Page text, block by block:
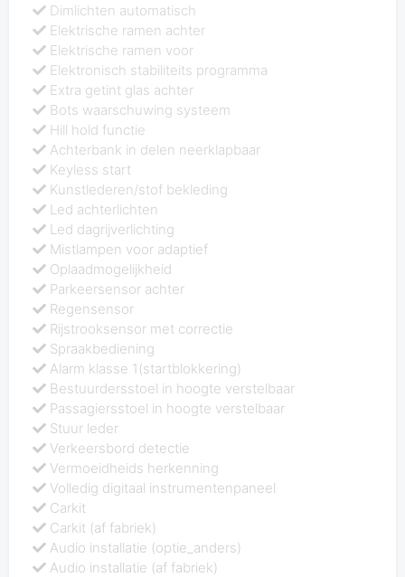
Dimlichten automatisch
Elektrische ramen achter
Elektrische ramen voor
Elektronisch stabiliteits programma
Extra getint glas achter
Bots waarschuwing systeem
Hill hold functie
Achterbank in delen neerklapbaar
Keyless start
Kunstlederen/stof bekleding
Led achterlichten
Led dagrijverlichting
Mistlampen voor adaptief
Oplaadmogelijkheid
Parkeersensor achter
Regensensor
Rijstrooksensor met correctie
Spraakbediening
Alarm klasse 1(startblokkering)
Bestuurdersstoel in hoogte verstelbaar
Passagiersstoel in hoogte verstelbaar
Stuur leder
Verkeersbord detectie
Vermoeidheids herkenning
Volledig digitaal instrumentenpaneel
Carkit
Carkit (af fabriek)
Audio installatie (optie_anders)
Audio installatie (af fabriek)